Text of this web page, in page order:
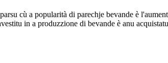
cù a popularità di parechje bevande è
in a produzzione di bevande è anu